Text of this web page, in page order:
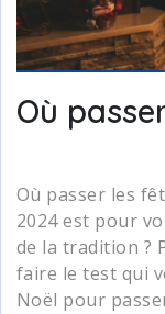
Où
Où passer les
2024 est pour
de la tradition ?
faire le test qui
Noël pour